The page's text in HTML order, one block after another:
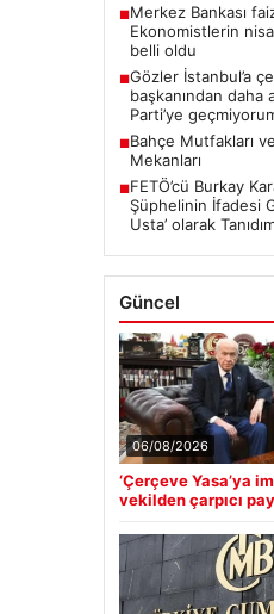
■Merkez Bankası
Ekonomistlerin
belli oldu
■Gözler İstanbul’a
başkanından daha
Parti’ye
■Bahçe Mutfakları
Mekanları
■FETÖ’cü Burkay
Şüphelinin İfadesi
Usta’ olarak
Güncel
06/08/2026
‘Çerçeve Yasa’ya
vekilden çarpıcı